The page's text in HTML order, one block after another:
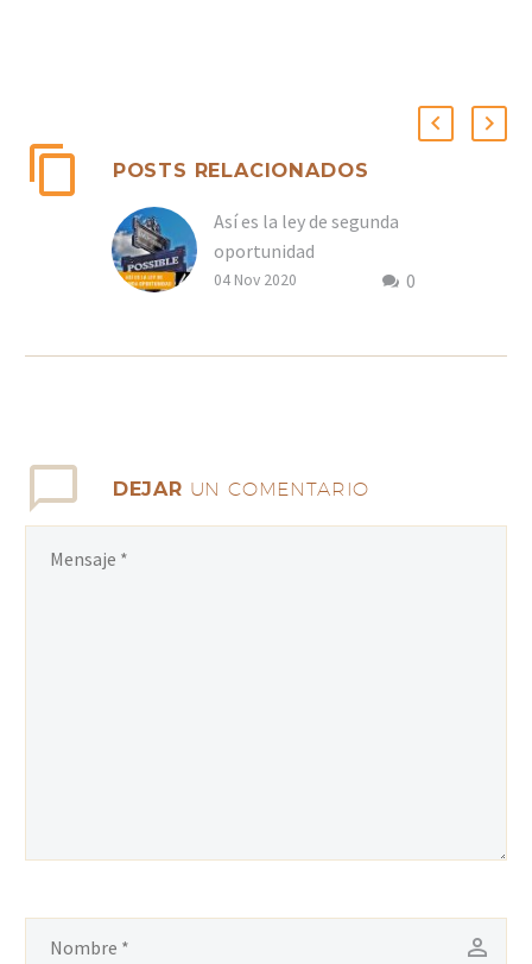
POSTS RELACIONADOS
Así es la ley de segunda
oportunidad
0
04 Nov 2020
DEJAR UN COMENTARIO